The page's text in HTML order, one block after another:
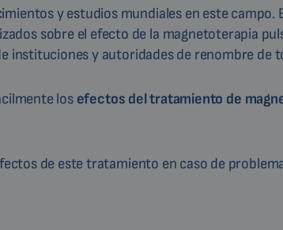
y estudios mundiales en este campo.
sobre el efecto de la magnetoterapia
instituciones y autoridades de renombre de
los efectos del tratamiento de
de este tratamiento en caso de